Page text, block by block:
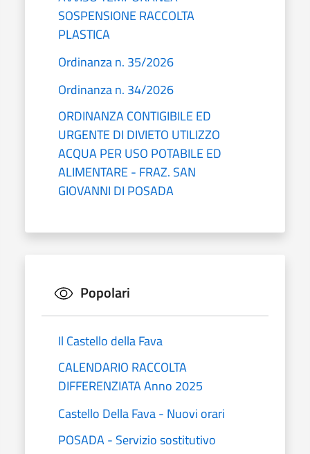
SOSPENSIONE RACCOLTA
PLASTICA
Ordinanza n. 35/2026
Ordinanza n. 34/2026
ORDINANZA CONTIGIBILE ED
URGENTE DI DIVIETO UTILIZZO
ACQUA PER USO POTABILE ED
ALIMENTARE - FRAZ. SAN
GIOVANNI DI POSADA
Popolari
Il Castello della Fava
CALENDARIO RACCOLTA
DIFFERENZIATA Anno 2025
Castello Della Fava - Nuovi orari
POSADA - Servizio sostitutivo